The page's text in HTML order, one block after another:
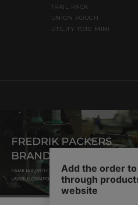
TRAIL PACK
UNION POUCH
UTILITY TOTE MINI